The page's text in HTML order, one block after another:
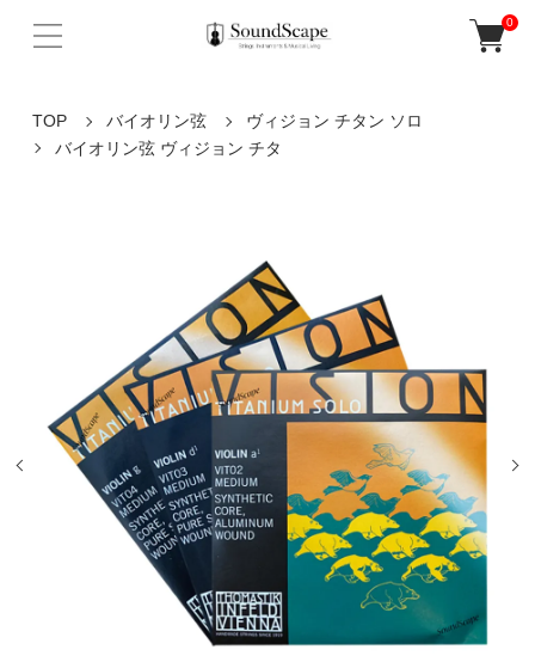
0
TOP バイオリン弦
ヴィジョン チタン ソロ
バイオリン弦 ヴィジョン チタ